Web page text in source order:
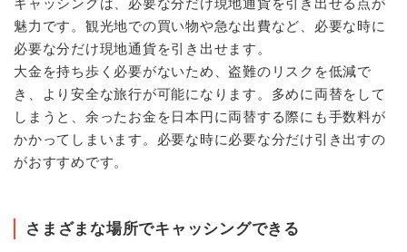
キャッシングは、必要な分だけ現地通貨を引き出せる点が
魅力です。観光地での買い物や急な出費など、必要な時に
必要な分だけ現地通貨を引き出せます。
大金を持ち歩く必要がないため、盗難のリスクを低減で
き、より安全な旅行が可能になります。多めに両替をして
しまうと、余ったお金を日本円に両替する際にも手数料が
かかってしまいます。必要な時に必要な分だけ引き出すの
がおすすめです。
さまざまな場所でキャッシングできる